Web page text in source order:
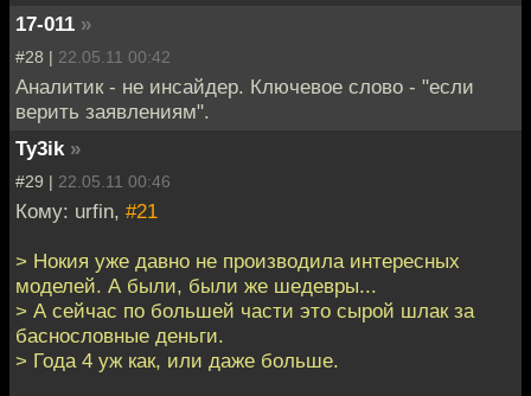
17-011 »
#28 | 22.05.11 00:42
Аналитик - не инсайдер. Ключевое слово - "если
верить заявлениям".
Ty3ik »
#29 | 22.05.11 00:46
Кому: urfin, #21
> Нокия уже давно не производила интересных
моделей. А были, были же шедевры...
> А сейчас по большей части это сырой шлак за
баснословные деньги.
> Года 4 уж как, или даже больше.